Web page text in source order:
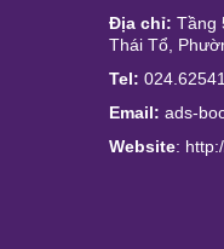
Địa chỉ: Tầng
Thái Tổ,
Tel:
Email: ads-
Website: